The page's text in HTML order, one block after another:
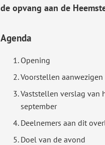
de opvang aan de
Agenda
Opening
Voorstellen aanwezigen
Vaststellen verslag van
september
Deelnemers aan dit
Doel van de avond